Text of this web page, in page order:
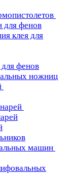
фенов
клея для
фенов
ножниц
машин